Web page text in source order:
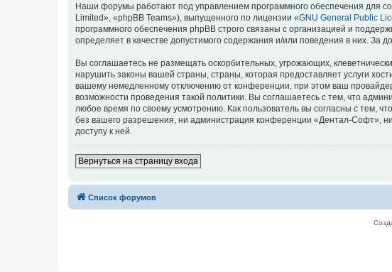
Наши форумы работают под управлением программного обеспечения для
Limited», «phpBB Teams»), выпущенного по лицензии «GNU General Public
программного обеспечения phpBB строго связаны с организацией и
определяет в качестве допустимого содержания и/или поведения в них.
Вы соглашаетесь не размещать оскорбительных, угрожающих,
нарушить законы вашей страны, страны, которая предоставляет услуги
вашему немедленному отключению от конференции, при этом ваш
возможности проведения такой политики. Вы соглашаетесь с тем, что
любое время по своему усмотрению. Как пользователь вы согласны с тем,
без вашего разрешения, ни администрация конференции «Дентал-Софт»,
доступу к ней.
Вернуться на страницу входа
Список форумов